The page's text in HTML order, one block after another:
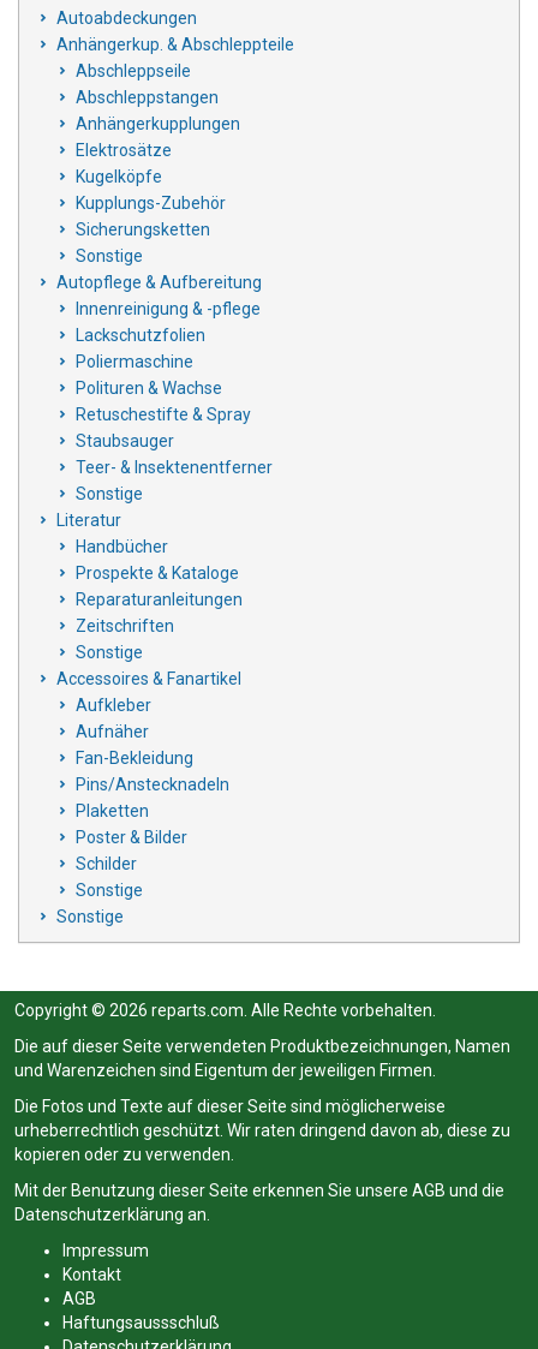
Autoabdeckungen
Anhängerkup. & Abschleppteile
Abschleppseile
Abschleppstangen
Anhängerkupplungen
Elektrosätze
Kugelköpfe
Kupplungs-Zubehör
Sicherungsketten
Sonstige
Autopflege & Aufbereitung
Innenreinigung & -pflege
Lackschutzfolien
Poliermaschine
Polituren & Wachse
Retuschestifte & Spray
Staubsauger
Teer- & Insektenentferner
Sonstige
Literatur
Handbücher
Prospekte & Kataloge
Reparaturanleitungen
Zeitschriften
Sonstige
Accessoires & Fanartikel
Aufkleber
Aufnäher
Fan-Bekleidung
Pins/Anstecknadeln
Plaketten
Poster & Bilder
Schilder
Sonstige
Sonstige
Copyright © 2026 reparts.com. Alle Rechte vorbehalten.
Die auf dieser Seite verwendeten Produktbezeichnungen, Namen
und Warenzeichen sind Eigentum der jeweiligen Firmen.
Die Fotos und Texte auf dieser Seite sind möglicherweise
urheberrechtlich geschützt. Wir raten dringend davon ab, diese zu
kopieren oder zu verwenden.
Mit der Benutzung dieser Seite erkennen Sie unsere AGB und die
Datenschutzerklärung an.
Impressum
Kontakt
AGB
Haftungsaussschluß